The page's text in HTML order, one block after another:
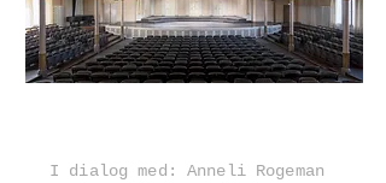
I dialog med: Anneli Rogeman